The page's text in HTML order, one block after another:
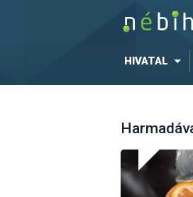
HIVATAL